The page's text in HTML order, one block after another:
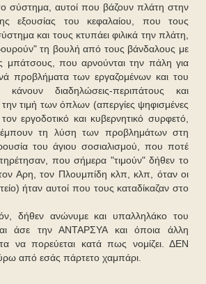
σύστημα, αυτοί που βάζουν πλάτη στην
εξουσίας του κεφαλαίου, που τους
και τους κτυπάει φιλικά την πλάτη,
τη βουλή από τους βάνδαλους με
μπάτσους, που αρνούνται την πάλη για
προβλήματα των εργαζομένων και του
διαδηλώσεις-περιπάτους και
την τιμή των όπλων (απεργίες ψηφισμένες
εργοδοτικό και κυβερνητικό συρφετό,
τη λύση των προβλημάτων στη
του άγιου σοσιαλισμού, που ποτέ
που σήμερα "τιμούν" δήθεν το
Αρη, τον Πλουμπίδη κλπ, κλπ, όταν οι
ήταν αυτοί που τους καταδίκαζαν στο
δήθεν ανώνυμε και υπαλληλάκο του
άσε την ΑΝΤΑΡΣΥΑ και όποια άλλη
να πορεύεται κατά πως νομίζει. ΔΕΝ
από εσάς πάρτετο χαμπάρι.